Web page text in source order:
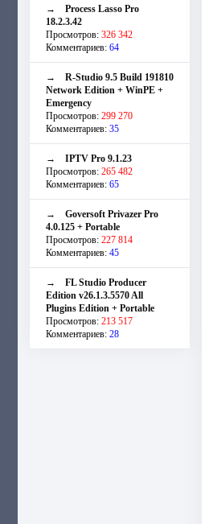
→ Process Lasso Pro
18.2.3.42
Просмотров: 326 342
Комментариев: 64
→ R-Studio 9.5 Build 191810
Network Edition + WinPE +
Emergency
Просмотров: 299 270
Комментариев: 35
→ IPTV Pro 9.1.23
Просмотров: 265 482
Комментариев: 65
→ Goversoft Privazer Pro
4.0.125 + Portable
Просмотров: 227 814
Комментариев: 45
→ FL Studio Producer
Edition v26.1.3.5570 All
Plugins Edition + Portable
Просмотров: 213 517
Комментариев: 28